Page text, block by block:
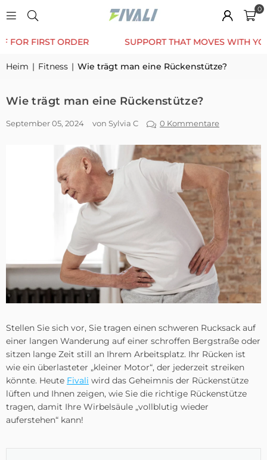
0
BY 12K+ HAPPY CUSTOMERS 10% OFF FOR
Heim | Fitness | Wie trägt man eine Rückenstütze?
Wie trägt man eine Rückenstütze?
September 05, 2024 von Sylvia C 0 Kommentare
Stellen Sie sich vor, Sie tragen einen schweren Rucksack auf
einer langen Wanderung auf einer schroffen Bergstraße oder
sitzen lange Zeit still an Ihrem Arbeitsplatz. Ihr Rücken ist
wie ein überlasteter „kleiner Motor“, der jederzeit streiken
könnte. Heute Fivali wird das Geheimnis der Rückenstütze
lüften und Ihnen zeigen, wie Sie die richtige Rückenstütze
tragen, damit Ihre Wirbelsäule „vollblutig wieder
auferstehen“ kann!